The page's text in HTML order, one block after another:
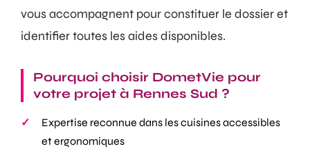
vous accompagnent pour constituer le dossier et
identifier toutes les aides disponibles.
Pourquoi choisir DometVie pour
votre projet à Rennes Sud ?
Expertise reconnue dans les cuisines accessibles
et ergonomiques